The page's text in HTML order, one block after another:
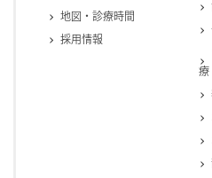
地図・診療時間
採用情報
療